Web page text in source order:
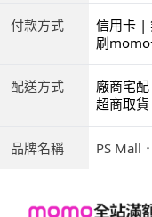
付款方式
信用卡 |
商付款 |
刷momo
配送方式
廠商宅配
超商取貨
品牌名稱 PS Mall ．